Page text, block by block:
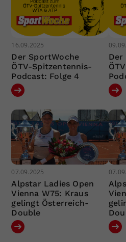
16.09.2025
Der SportWoche
ÖTV-Spitzentennis-
Podcast: Folge 4
Der
07.09.2025
Alpstar Ladies Open
Vienna W75: Kraus
gelingt Österreich-
Double